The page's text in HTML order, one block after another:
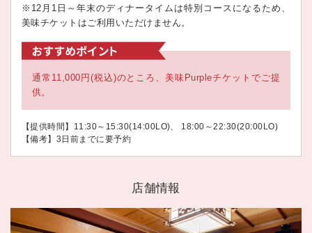
※12月1日～年末のディナータイムは特別コースになるため、
美味チケットはご利用いただけません。
通常11,000円(税込)のところ、美味Purpleチケットでご提
供。
【提供時間】11:30～15:30(14:00LO)、 18:00～22:30(20:00LO)
【備考】3日前までに要予約
店舗情報